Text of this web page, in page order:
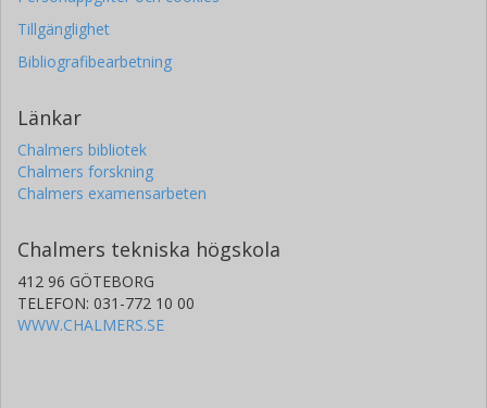
Tillgänglighet
Bibliografibearbetning
Länkar
Chalmers bibliotek
Chalmers forskning
Chalmers examensarbeten
Chalmers tekniska högskola
412 96 GÖTEBORG
TELEFON: 031-772 10 00
WWW.CHALMERS.SE